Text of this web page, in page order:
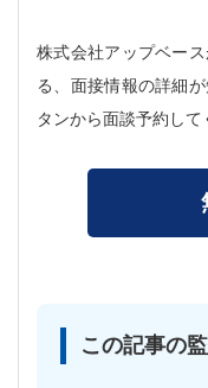
株式会社アップベー
る、面接情報の詳細
タンから面談予約して
この記事の